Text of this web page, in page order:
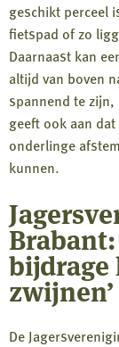
geschikt perceel
fietspad of zo
Daarnaast kan
altijd van boven
spannend te zijn,
geeft ook aan
onderlinge
kunnen.
bijdrage
zwijnen’
De